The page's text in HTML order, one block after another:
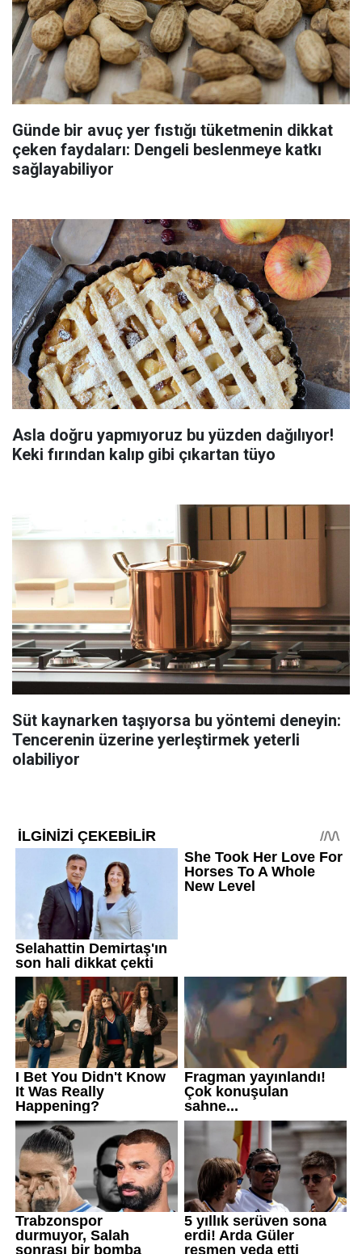
Günde bir avuç yer fıstığı tüketmenin dikkat
çeken faydaları: Dengeli beslenmeye katkı
sağlayabiliyor
Asla doğru yapmıyoruz bu yüzden dağılıyor!
Keki fırından kalıp gibi çıkartan tüyo
Süt kaynarken taşıyorsa bu yöntemi deneyin:
Tencerenin üzerine yerleştirmek yeterli
olabiliyor